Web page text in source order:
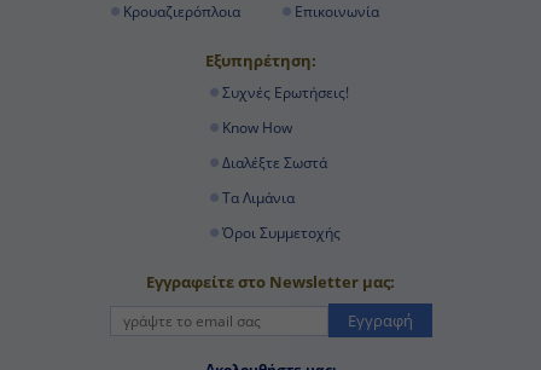
Κρουαζιερόπλοια
Επικοινωνία
Εξυπηρέτηση:
Συχνές Ερωτήσεις!
Know How
Διαλέξτε Σωστά
Τα Λιμάνια
Όροι Συμμετοχής
Εγγραφείτε στο Newsletter μας:
Εγγραφή